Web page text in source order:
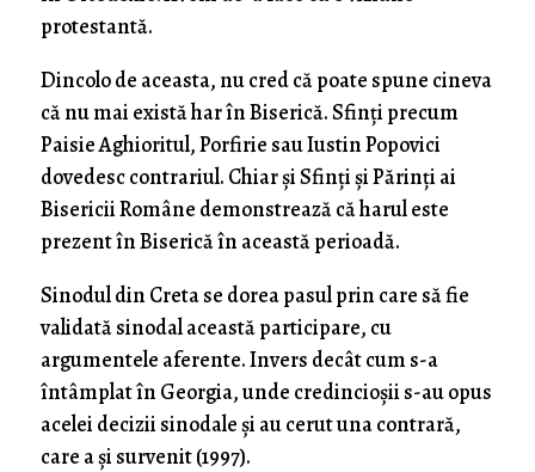
protestantă.
Dincolo de aceasta, nu cred că poate spune cineva
că nu mai există har în Biserică. Sfinți precum
Paisie Aghioritul, Porfirie sau Iustin Popovici
dovedesc contrariul. Chiar și Sfinți și Părinți ai
Bisericii Române demonstrează că harul este
prezent în Biserică în această perioadă.
Sinodul din Creta se dorea pasul prin care să fie
validată sinodal această participare, cu
argumentele aferente. Invers decât cum s-a
întâmplat în Georgia, unde credincioșii s-au opus
acelei decizii sinodale și au cerut una contrară,
care a și survenit (1997).